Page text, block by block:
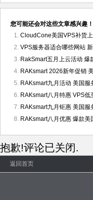
您可能还会对这些文章感兴趣！
CloudCone美国VPS补货
VPS服务器适合哪些网站
RakSmart五月上云活动
RAKsmart 2026新年促销
RAKsmart九月活动 美国
RAKsmart八月特惠 VPS
RAKsmart九月钜惠 美国
RAKsmart八月优惠 爆款
抱歉!评论已关闭.
返回首页